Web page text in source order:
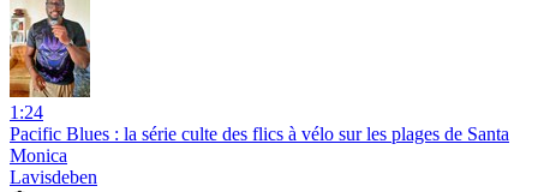
1:24
Pacific Blues : la série culte des flics à vélo sur les plages de Santa
Monica
Lavisdeben